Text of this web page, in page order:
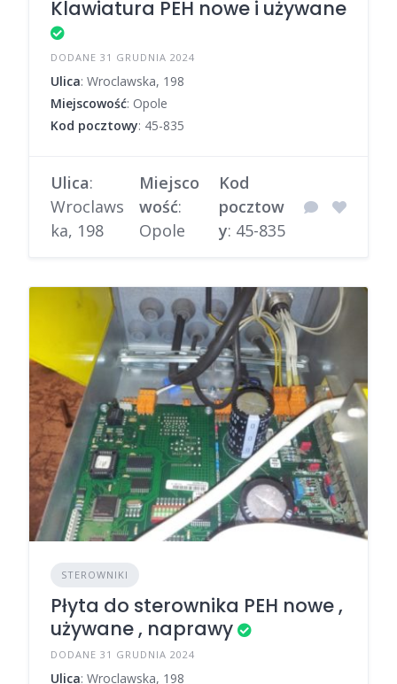
Klawiatura PEH nowe i używane
DODANE 31 GRUDNIA 2024
Ulica: Wroclawska, 198
Miejscowość: Opole
Kod pocztowy: 45-835
Ulica:
Wroclaws
ka, 198
Miejsco
wość:
Opole
Kod
pocztow
y: 45-835
STEROWNIKI
Płyta do sterownika PEH nowe ,
używane , naprawy
DODANE 31 GRUDNIA 2024
Ulica: Wroclawska, 198